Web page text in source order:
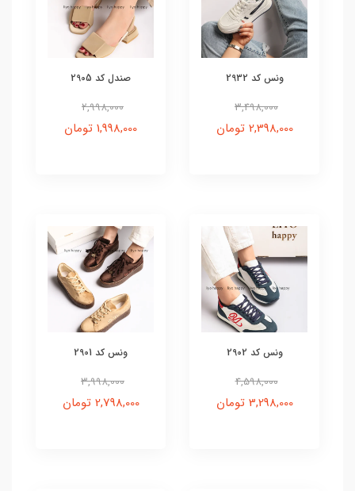
ونس کد 2932
3,498,000
2,398,000 تومان
صندل کد 2905
2,998,000
1,998,000 تومان
ونس کد 2902
4,598,000
3,298,000 تومان
ونس کد 2901
3,998,000
2,798,000 تومان